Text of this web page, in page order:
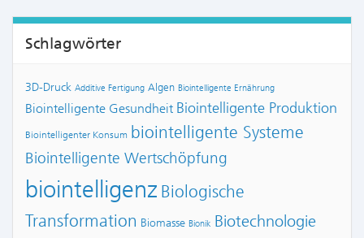
Schlagwörter
3D-Druck Additive Fertigung Algen Biointelligente Ernährung
Biointelligente Gesundheit Biointelligente Produktion
Biointelligenter Konsum biointelligente Systeme
Biointelligente Wertschöpfung
biointelligenz Biologische
Transformation Biomasse Bionik Biotechnologie